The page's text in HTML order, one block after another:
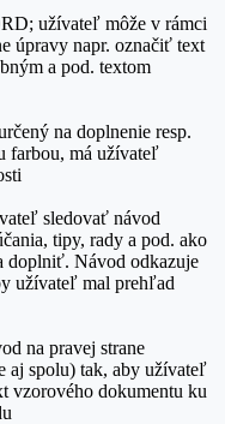
užívateľ môže v rámci
úpravy napr. označiť text
a pod. textom
na doplnenie resp.
farbou, má užívateľ
sledovať návod
tipy, rady a pod. ako
doplniť. Návod odkazuje
užívateľ mal prehľad
na pravej strane
aj spolu) tak, aby užívateľ
vzorového dokumentu ku